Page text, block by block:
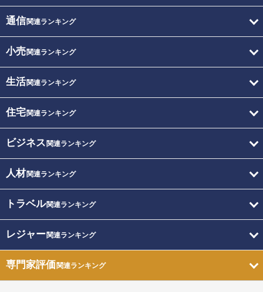
通信関連ランキング
小売関連ランキング
生活関連ランキング
住宅関連ランキング
ビジネス 関連ランキング
人材関連ランキング
トラベル関連ランキング
レジャー関連ランキング
専門家評価関連ランキング